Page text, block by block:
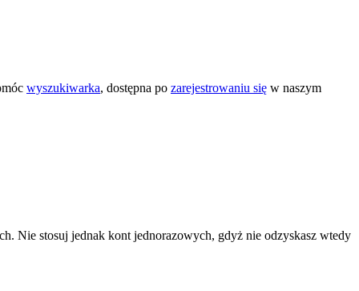
wyszukiwarka, dostępna po zarejestrowaniu się w naszym
Nie stosuj jednak kont jednorazowych, gdyż nie odzyskasz wtedy